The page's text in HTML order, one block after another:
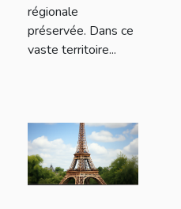
régionale
préservée. Dans ce
vaste territoire...